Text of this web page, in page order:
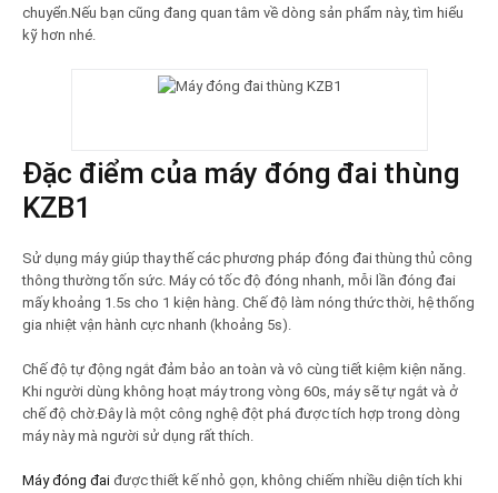
chuyển.Nếu bạn cũng đang quan tâm về dòng sản phẩm này, tìm hiểu
kỹ hơn nhé.
Đặc điểm của máy đóng đai thùng
KZB1
Sử dụng máy giúp thay thế các phương pháp đóng đai thùng thủ công
thông thường tốn sức. Máy có tốc độ đóng nhanh, mỗi lần đóng đai
mấy khoảng 1.5s cho 1 kiện hàng. Chế độ làm nóng thức thời, hệ thống
gia nhiệt vận hành cực nhanh (khoảng 5s).
Chế độ tự động ngắt đảm bảo an toàn và vô cùng tiết kiệm kiện năng.
Khi người dùng không hoạt máy trong vòng 60s, máy sẽ tự ngắt và ở
chế độ chờ.Đây là một công nghệ đột phá được tích hợp trong dòng
máy này mà người sử dụng rất thích.
Máy đóng đai được thiết kế nhỏ gọn, không chiếm nhiều diện tích khi